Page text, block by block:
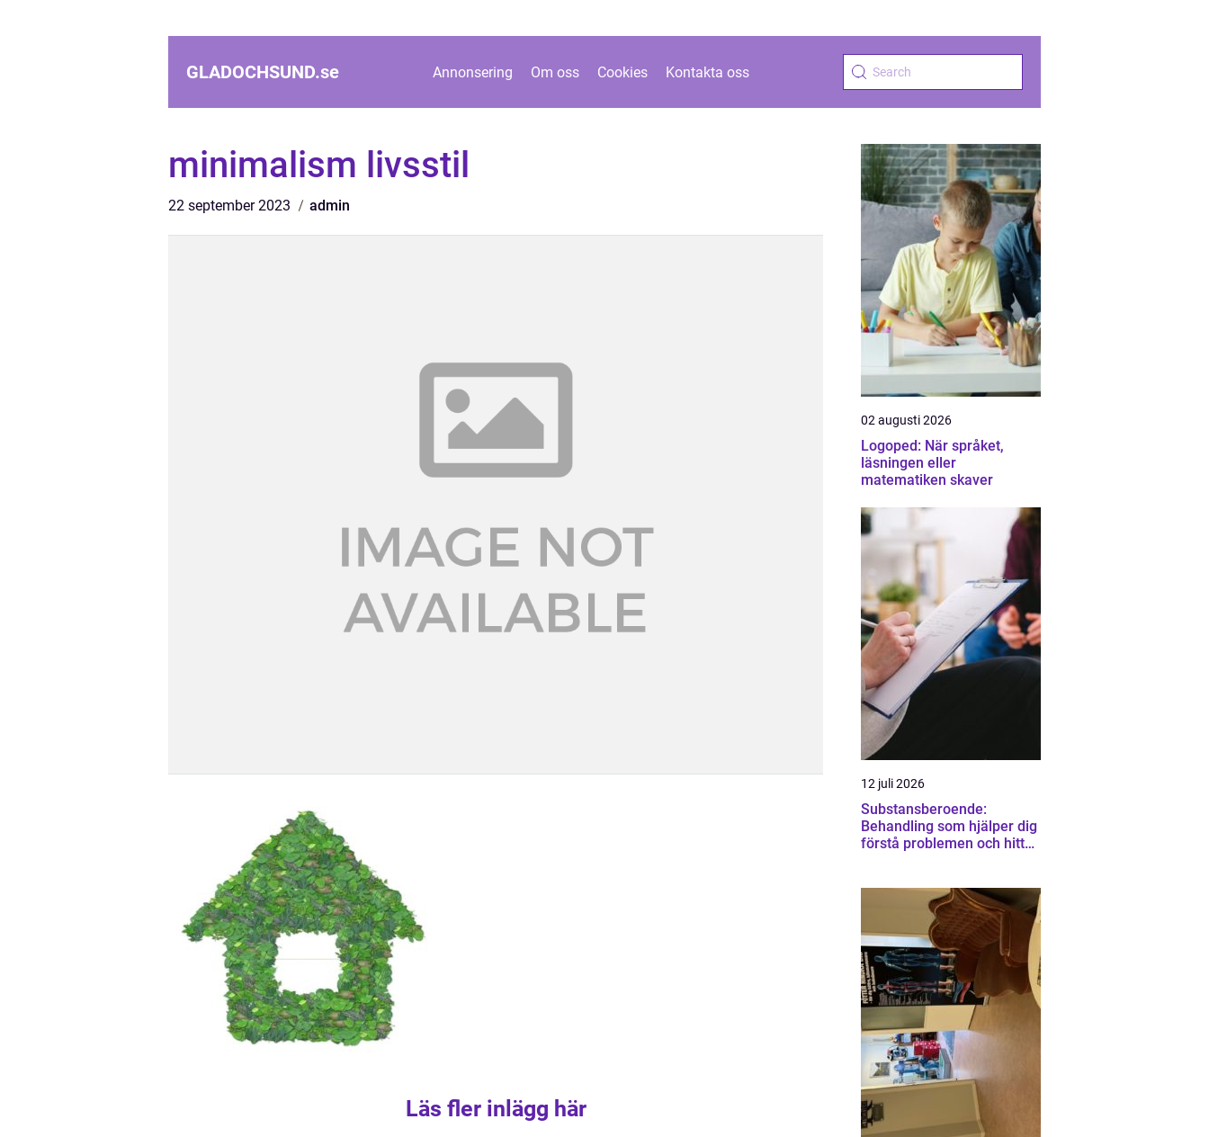
GLADOCHSUND.se Annonsering Om oss Cookies Kontakta oss
minimalism livsstil
22 september 2023 admin
Läs fler inlägg här
02 augusti 2026
Logoped: När språket,
läsningen eller
matematiken skaver
12 juli 2026
Substansberoende:
Behandling som hjälper dig
förstå problemen och hitta